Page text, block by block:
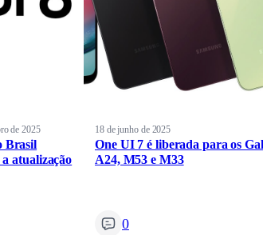
de 2025
Brasil
atualização
18 de junho de 2025
One UI 7 é liberada para os
A24, M53 e M33
0